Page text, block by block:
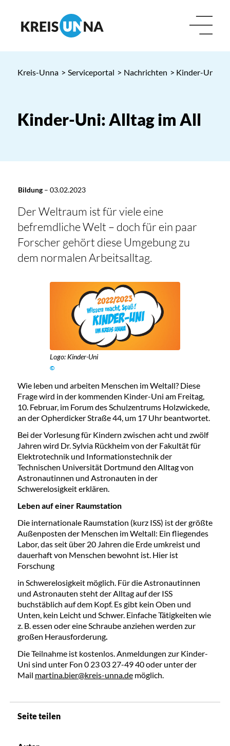
Kreis-Unna > Serviceportal > Nachrichten > Kinder-Uni:
Kinder-Uni: Alltag im All
Bildung– 03.02.2023
Der Weltraum ist für viele eine
befremdliche Welt – doch für ein paar
Forscher gehört diese Umgebung zu
dem normalen Arbeitsalltag.
Logo: Kinder-Uni
©
Wie leben und arbeiten Menschen im Weltall? Diese
Frage wird in der kommenden Kinder-Uni am Freitag,
10. Februar, im Forum des Schulzentrums Holzwickede,
an der Opherdicker Straße 44, um 17 Uhr beantwortet.
Bei der Vorlesung für Kindern zwischen acht und zwölf
Jahren wird Dr. Sylvia Rückheim von der Fakultät für
Elektrotechnik und Informationstechnik der
Technischen Universität Dortmund den Alltag von
Astronautinnen und Astronauten in der
Schwerelosigkeit erklären.
Leben auf einer Raumstation
Die internationale Raumstation (kurz ISS) ist der größte
Außenposten der Menschen im Weltall: Ein fliegendes
Labor, das seit über 20 Jahren die Erde umkreist und
dauerhaft von Menschen bewohnt ist. Hier ist
Forschung
in Schwerelosigkeit möglich. Für die Astronautinnen
und Astronauten steht der Alltag auf der ISS
buchstäblich auf dem Kopf. Es gibt kein Oben und
Unten, kein Leicht und Schwer. Einfache Tätigkeiten wie
z. B. essen oder eine Schraube anziehen werden zur
großen Herausforderung.
Die Teilnahme ist kostenlos. Anmeldungen zur Kinder-
Uni sind unter Fon 0 23 03 27-49 40 oder unter der
Mail martina.bier@kreis-unna.demöglich.
Seite teilen